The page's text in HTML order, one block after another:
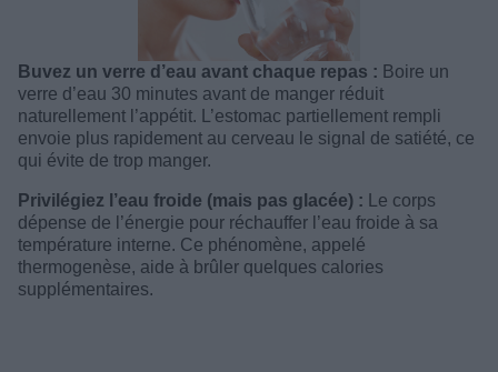
Buvez un verre d’eau avant chaque repas : Boire un
verre d’eau 30 minutes avant de manger réduit
naturellement l’appétit. L’estomac partiellement rempli
envoie plus rapidement au cerveau le signal de satiété, ce
qui évite de trop manger.
Privilégiez l’eau froide (mais pas glacée) :
Le corps
dépense de l’énergie pour réchauffer l’eau froide à sa
température interne. Ce phénomène, appelé
thermogenèse, aide à brûler quelques calories
supplémentaires.